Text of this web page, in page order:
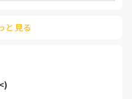
と抱え込んでいるケースがと
リーダー側から「〇〇の
ることない？」と具体的に声
と見る